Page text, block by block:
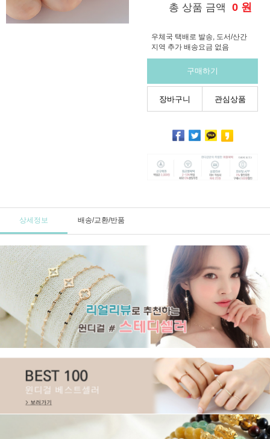
총 상품 금액 0 원
우체국 택배로 발송, 도서/산간
지역 추가 배송요금 없음
구매하기
장바구니 관심상품
상세정보 배송/교환/반품